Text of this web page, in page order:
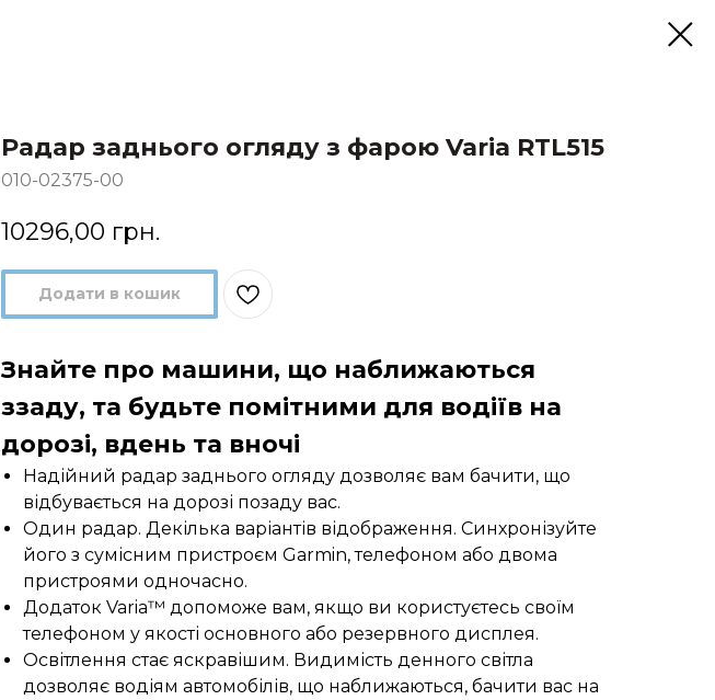
Радар заднього огляду з фарою Varia RTL515
010-02375-00
10296,00 грн.
Додати в кошик
Знайте про машини, що наближаються
ззаду, та будьте помітними для водіїв на
дорозі, вдень та вночі
Надійний радар заднього огляду дозволяє вам бачити, що
відбувається на дорозі позаду вас.
Один радар. Декілька варіантів відображення. Синхронізуйте
його з сумісним пристроєм Garmin, телефоном або двома
пристроями одночасно.
Додаток Varia™ допоможе вам, якщо ви користуєтесь своїм
телефоном у якості основного або резервного дисплея.
Освітлення стає яскравішим. Видимість денного світла
дозволяє водіям автомобілів, що наближаються, бачити вас на